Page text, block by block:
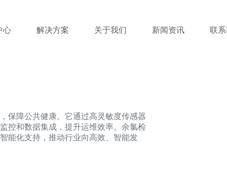
心 解决方案 关于我们 新闻资讯 联
保障公共健康。它通过高灵敏度传感器
控和数据集成，提升运维效率。余氯检
能化支持，推动行业向高效、智能发